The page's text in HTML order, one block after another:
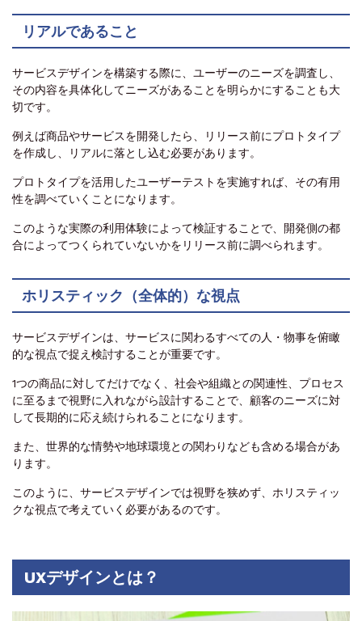
リアルであること
サービスデザインを構築する際に、ユーザーのニーズを調査し、
その内容を具体化してニーズがあることを明らかにすることも大
切です。
例えば商品やサービスを開発したら、リリース前にプロトタイプ
を作成し、リアルに落とし込む必要があります。
プロトタイプを活用したユーザーテストを実施すれば、その有用
性を調べていくことになります。
このような実際の利用体験によって検証することで、開発側の都
合によってつくられていないかをリリース前に調べられます。
ホリスティック（全体的）な視点
サービスデザインは、サービスに関わるすべての人・物事を俯瞰
的な視点で捉え検討することが重要です。
1つの商品に対してだけでなく、社会や組織との関連性、プロセス
に至るまで視野に入れながら設計することで、顧客のニーズに対
して長期的に応え続けられることになります。
また、世界的な情勢や地球環境との関わりなども含める場合があ
ります。
このように、サービスデザインでは視野を狭めず、ホリスティッ
クな視点で考えていく必要があるのです。
UXデザインとは？